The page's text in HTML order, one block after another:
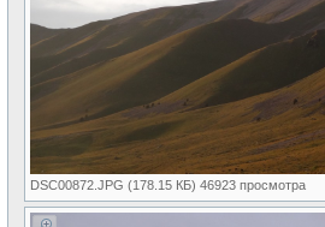
DSC00872.JPG (178.15 КБ) 46923 просмотра